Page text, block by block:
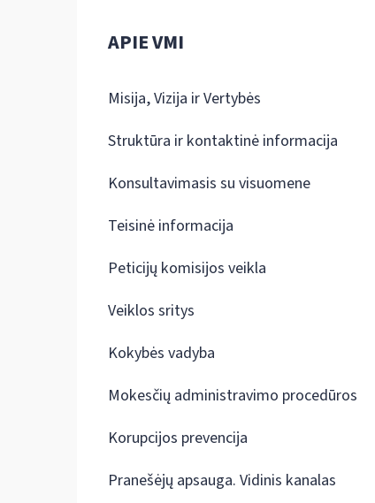
APIE VMI
Misija, Vizija ir Vertybės
Struktūra ir kontaktinė informacija
Konsultavimasis su visuomene
Teisinė informacija
Peticijų komisijos veikla
Veiklos sritys
Kokybės vadyba
Mokesčių administravimo procedūros
Korupcijos prevencija
Pranešėjų apsauga. Vidinis kanalas